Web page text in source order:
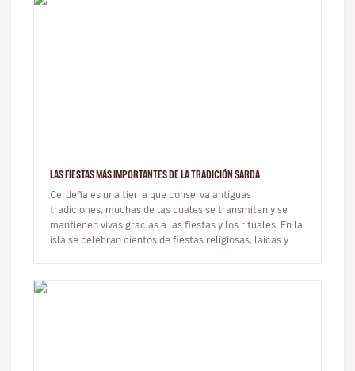
LAS FIESTAS MÁS IMPORTANTES DE LA TRADICIÓN SARDA
Cerdeña es una tierra que conserva antiguas
tradiciones, muchas de las cuales se transmiten y se
mantienen vivas gracias a las fiestas y los rituales. En la
isla se celebran cientos de fiestas religiosas, laicas y